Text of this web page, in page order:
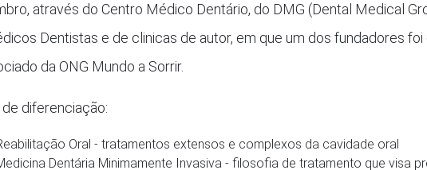
através do Centro Médico Dentário, do DMG (Dental Medical
Dentistas e de clinicas de autor, em que um dos fundadores foi
da ONG Mundo a Sorrir.
diferenciação:
Oral - tratamentos extensos e complexos da cavidade oral
Dentária Minimamente Invasiva - filosofia de tratamento que visa